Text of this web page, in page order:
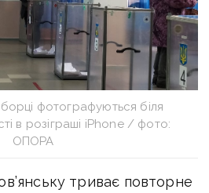
фотографуються біля
в розіграші iPhone / фото:
ОПОРА
триває повторне